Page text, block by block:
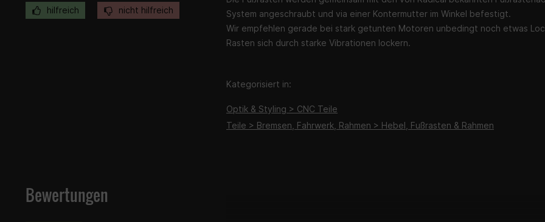
hilfreich nicht hilfreich
System angeschraubt und via einer Kontermutter im Winkel befestigt.
Wir empfehlen gerade bei stark getunten Motoren unbedingt noch etwas
Rasten sich durch starke Vibrationen lockern.
Kategorisiert in:
Optik & Styling > CNC Teile
Teile > Bremsen, Fahrwerk, Rahmen > Hebel, Fußrasten & Rahmen
Bewertungen